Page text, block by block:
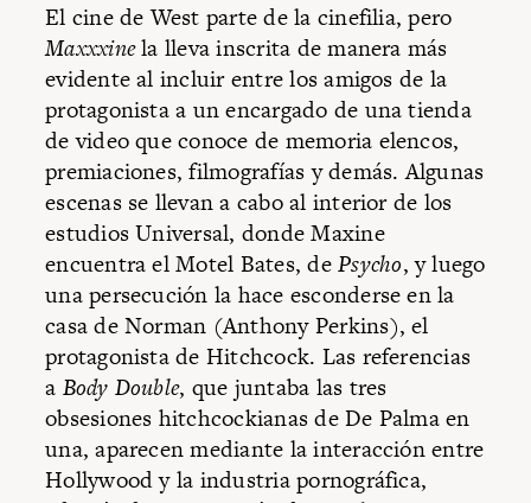
El cine de West parte de la cinefilia, pero
Maxxxinela lleva inscrita de manera más
evidente al incluir entre los amigos de la
protagonista a un encargado de una tienda
de video que conoce de memoria elencos,
premiaciones, filmografías y demás. Algunas
escenas se llevan a cabo al interior de los
estudios Universal, donde Maxine
encuentra el Motel Bates, dePsycho, y luego
una persecución la hace esconderse en la
casa de Norman (Anthony Perkins), el
protagonista de Hitchcock. Las referencias
a Body Double, que juntaba las tres
obsesiones hitchcockianas de De Palma en
una, aparecen mediante la interacción entre
Hollywood y la industria pornográfica,